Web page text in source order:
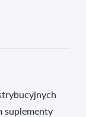
suplementy